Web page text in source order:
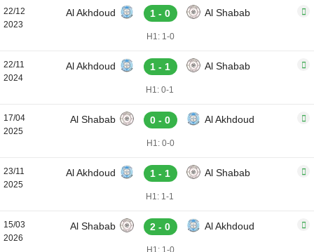
22/12
2023
Al Akhdoud 1 - 0 Al Shabab
H1: 1-0
22/11
2024
Al Akhdoud 1 - 1 Al Shabab
H1: 0-1
17/04
2025
Al Shabab 0 - 0 Al Akhdoud
H1: 0-0
23/11
2025
Al Akhdoud 1 - 1 Al Shabab
H1: 1-1
15/03
2026
Al Shabab 2 - 0 Al Akhdoud
H1: 1-0